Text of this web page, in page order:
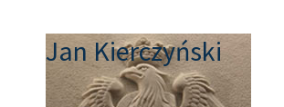
Jan Kierczyński